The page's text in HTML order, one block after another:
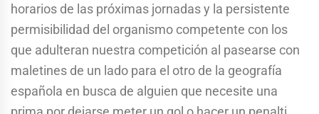
horarios de las próximas jornadas y la persistente
permisibilidad del organismo competente con los
que adulteran nuestra competición al pasearse con
maletines de un lado para el otro de la geografía
española en busca de alguien que necesite una